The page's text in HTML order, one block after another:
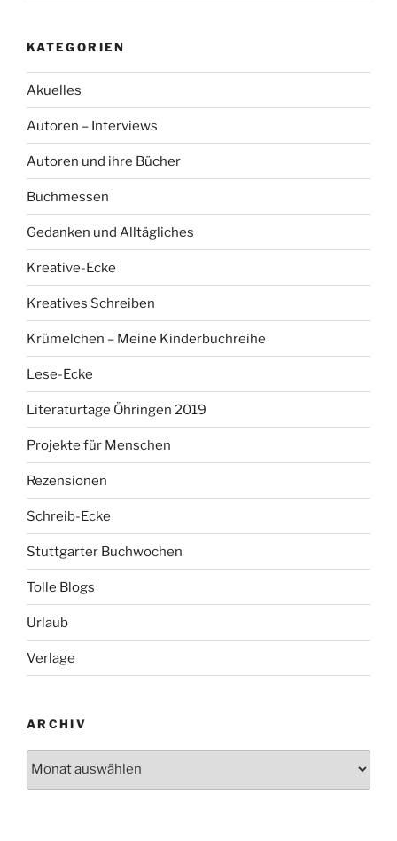
KATEGORIEN
Akuelles
Autoren – Interviews
Autoren und ihre Bücher
Buchmessen
Gedanken und Alltägliches
Kreative-Ecke
Kreatives Schreiben
Krümelchen – Meine Kinderbuchreihe
Lese-Ecke
Literaturtage Öhringen 2019
Projekte für Menschen
Rezensionen
Schreib-Ecke
Stuttgarter Buchwochen
Tolle Blogs
Urlaub
Verlage
ARCHIV